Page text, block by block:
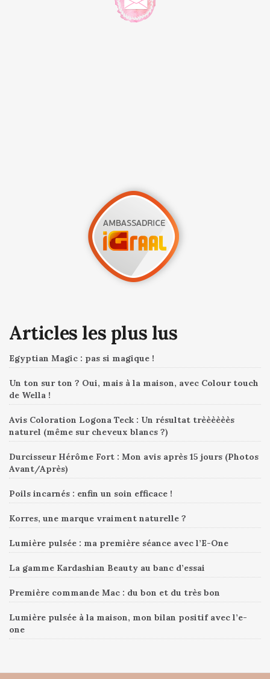
Articles les plus lus
Egyptian Magic : pas si magique !
Un ton sur ton ? Oui, mais à la maison, avec Colour touch
de Wella !
Avis Coloration Logona Teck : Un résultat trèèèèèès
naturel (même sur cheveux blancs ?)
Durcisseur Hérôme Fort : Mon avis après 15 jours (Photos
Avant/Après)
Poils incarnés : enfin un soin efficace !
Korres, une marque vraiment naturelle ?
Lumière pulsée : ma première séance avec l’E-One
La gamme Kardashian Beauty au banc d’essai
Première commande Mac : du bon et du très bon
Lumière pulsée à la maison, mon bilan positif avec l’e-
one